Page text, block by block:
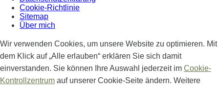
Cookie-Richtlinie
Sitemap
Über mich
Wir verwenden Cookies, um unsere Website zu optimieren. Mit
dem Klick auf „Alle erlauben“ erklären Sie sich damit
einverstanden. Sie können Ihre Auswahl jederzeit im Cookie-
Kontrollzentrum auf unserer Cookie-Seite ändern. Weitere